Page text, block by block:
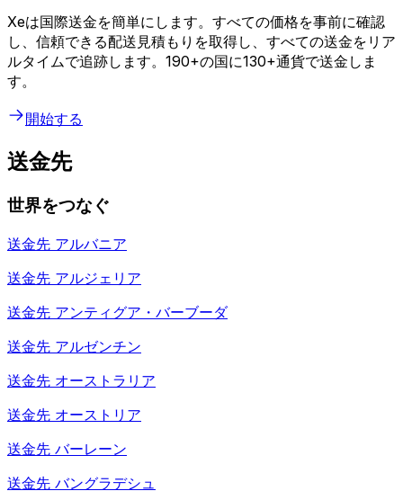
Xeは国際送金を簡単にします。すべての価格を事前に確認
し、信頼できる配送見積もりを取得し、すべての送金をリア
ルタイムで追跡します。190+の国に130+通貨で送金しま
す。
開始する
送金先
世界をつなぐ
送金先 アルバニア
送金先 アルジェリア
送金先 アンティグア・バーブーダ
送金先 アルゼンチン
送金先 オーストラリア
送金先 オーストリア
送金先 バーレーン
送金先 バングラデシュ